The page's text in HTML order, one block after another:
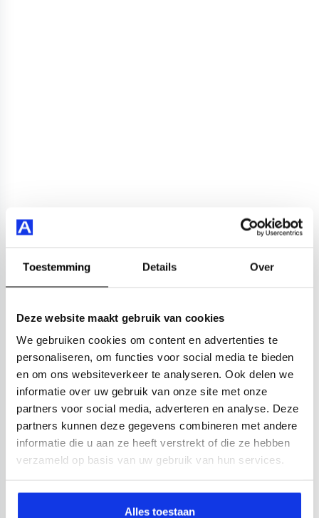
Toestemming Details Over
Deze website maakt gebruik van cookies
We gebruiken cookies om content en advertenties te
personaliseren, om functies voor social media te bieden
en om ons websiteverkeer te analyseren. Ook delen we
informatie over uw gebruik van onze site met onze
partners voor social media, adverteren en analyse. Deze
partners kunnen deze gegevens combineren met andere
informatie die u aan ze heeft verstrekt of die ze hebben
verzameld op basis van uw gebruik van hun services.
Alles toestaan